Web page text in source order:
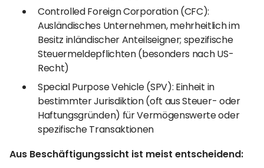
Controlled Foreign Corporation (CFC):
Ausländisches Unternehmen, mehrheitlich im
Besitz inländischer Anteilseigner; spezifische
Steuermeldepflichten (besonders nach US-
Recht)
Special Purpose Vehicle (SPV): Einheit in
bestimmter Jurisdiktion (oft aus Steuer- oder
Haftungsgründen) für Vermögenswerte oder
spezifische Transaktionen
Aus Beschäftigungssicht ist meist entscheidend: